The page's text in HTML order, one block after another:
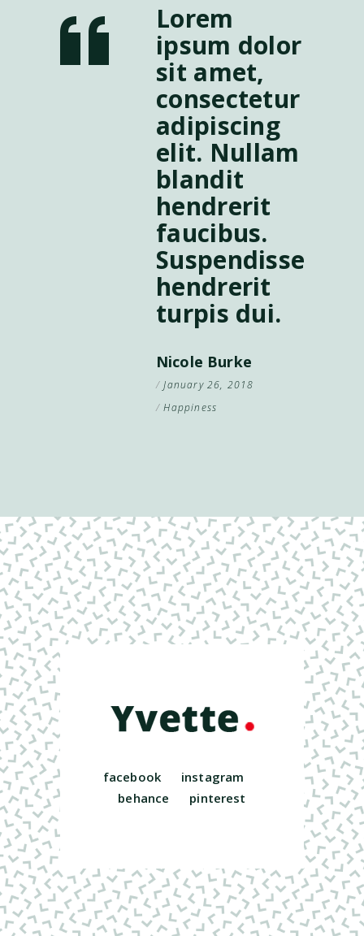
Lorem
ipsum dolor
sit amet,
consectetur
adipiscing
elit. Nullam
blandit
hendrerit
faucibus.
Suspendisse
hendrerit
turpis dui.
Nicole Burke
January 26, 2018
Happiness
facebook
instagram
behance
pinterest